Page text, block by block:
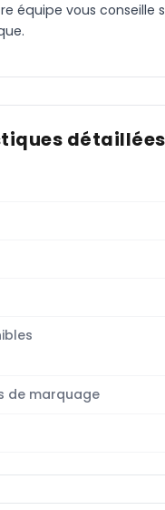
équipe vous
détaillées
de marquage